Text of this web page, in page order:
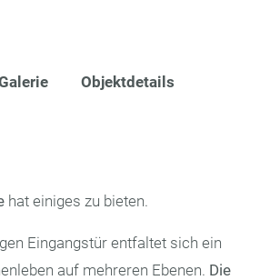
Objektdetails
hat einiges zu bieten.
Eingangstür entfaltet sich ein
auf mehreren Ebenen. Die